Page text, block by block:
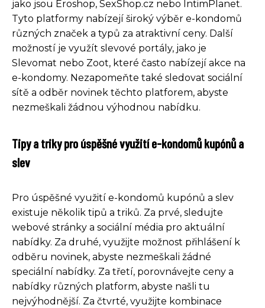
jako jsou Eroshop, SexShop.cz nebo IntimPlanet.
Tyto platformy nabízejí široký výběr e-kondomů
různých značek a typů za atraktivní ceny. Další
možností je využít slevové portály, jako je
Slevomat nebo Zoot, které často nabízejí akce na
e-kondomy. Nezapomeňte také sledovat sociální
sítě a odběr novinek těchto platforem, abyste
nezmeškali žádnou výhodnou nabídku.
Tipy a triky pro úspěšné využití e-kondomů kupónů a
slev
Pro úspěšné využití e-kondomů kupónů a slev
existuje několik tipů a triků. Za prvé, sledujte
webové stránky a sociální média pro aktuální
nabídky. Za druhé, využijte možnost přihlášení k
odběru novinek, abyste nezmeškali žádné
speciální nabídky. Za třetí, porovnávejte ceny a
nabídky různých platform, abyste našli tu
nejvýhodnější. Za čtvrté, využijte kombinace